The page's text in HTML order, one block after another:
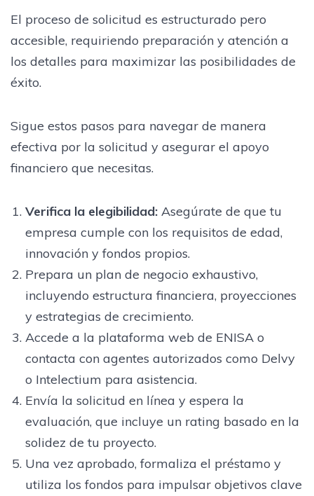
El proceso de solicitud es estructurado pero
accesible, requiriendo preparación y atención a
los detalles para maximizar las posibilidades de
éxito.
Sigue estos pasos para navegar de manera
efectiva por la solicitud y asegurar el apoyo
financiero que necesitas.
Verifica la elegibilidad:Asegúrate de que tu
empresa cumple con los requisitos de edad,
innovación y fondos propios.
Prepara un plan de negocio exhaustivo,
incluyendo estructura financiera, proyecciones
y estrategias de crecimiento.
Accede a la plataforma web de ENISA o
contacta con agentes autorizados como Delvy
o Intelectium para asistencia.
Envía la solicitud en línea y espera la
evaluación, que incluye un rating basado en la
solidez de tu proyecto.
Una vez aprobado, formaliza el préstamo y
utiliza los fondos para impulsar objetivos clave